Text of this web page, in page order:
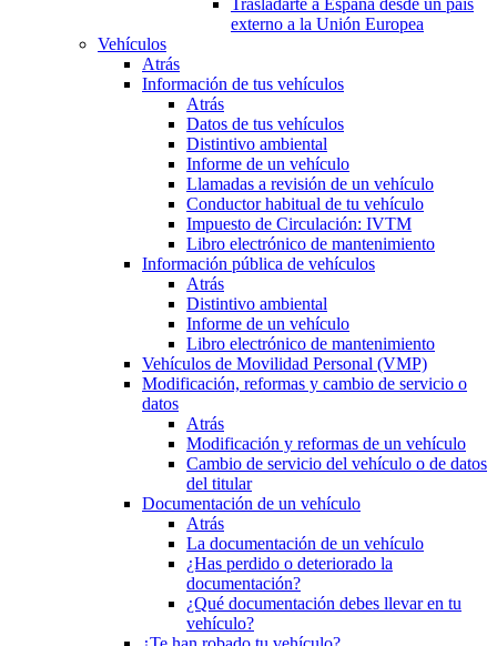
Trasladarte a España desde un país
externo a la Unión Europea
Vehículos
Atrás
Información de tus vehículos
Atrás
Datos de tus vehículos
Distintivo ambiental
Informe de un vehículo
Llamadas a revisión de un vehículo
Conductor habitual de tu vehículo
Impuesto de Circulación: IVTM
Libro electrónico de mantenimiento
Información pública de vehículos
Atrás
Distintivo ambiental
Informe de un vehículo
Libro electrónico de mantenimiento
Vehículos de Movilidad Personal (VMP)
Modificación, reformas y cambio de servicio o
datos
Atrás
Modificación y reformas de un vehículo
Cambio de servicio del vehículo o de datos
del titular
Documentación de un vehículo
Atrás
La documentación de un vehículo
¿Has perdido o deteriorado la
documentación?
¿Qué documentación debes llevar en tu
vehículo?